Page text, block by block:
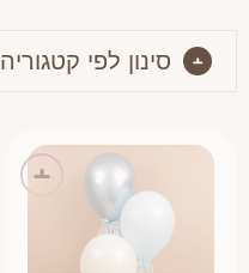
סינון לפי קטגוריה